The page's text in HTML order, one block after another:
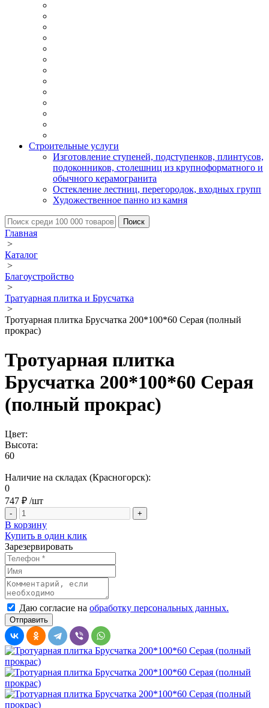
Строительные услуги
Изготовление ступеней, подступенков, плинтусов,
подоконников, столешниц из крупноформатного и
обычного керамогранита
Остекление лестниц, перегородок, входных групп
Художественное панно из камня
Главная
>
Каталог
>
Благоустройство
>
Тратуарная плитка и Брусчатка
>
Тротуарная плитка Брусчатка 200*100*60 Серая (полный
прокрас)
Тротуарная плитка
Брусчатка 200*100*60 Серая
(полный прокрас)
Цвет:
Высота:
60
Наличие на складах (Красногорск):
0
747 ₽ /шт
- +
В корзину
Купить в один клик
Зарезервировать
Даю согласие на обработку персональных данных.